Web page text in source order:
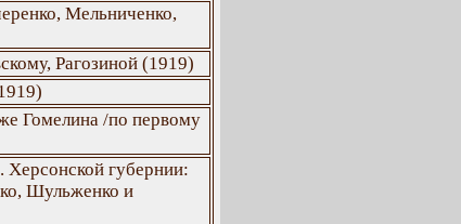
Мельниченко,
Рагозиной (1919)
Гомелина /по первому
Херсонской губернии:
Шульженко и